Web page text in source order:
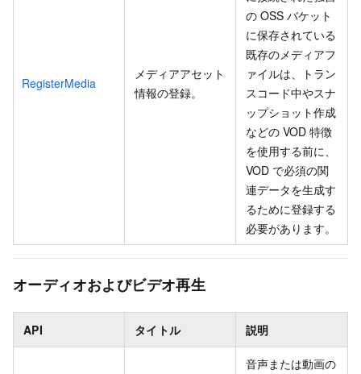
RegisterMedia
メディアアセット
情報の登録。
の OSS バケット
に保存されている
既存のメディアフ
ァイルは、トラン
スコード中やスナ
ップショット作成
などの VOD 特徴
を使用する前に、
VOD で必須の関
連データを生成す
るために登録する
必要があります。
オーディオおよびビデオ再生
API タイトル 説明
音声または動画の